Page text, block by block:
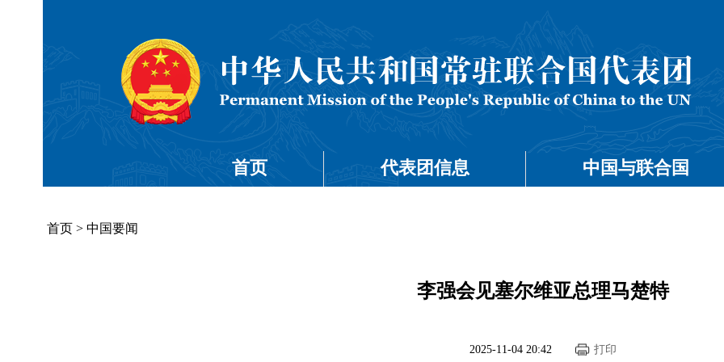
首页 代表团信息 中国与联合国
首页 > 中国要闻
李强会见塞尔维亚总理马楚特
2025-11-04 20:42 打印